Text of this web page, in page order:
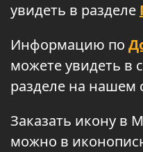
увидеть в разделе
Информацию по
можете увидеть в
разделе на нашем
Заказать икону в
можно в